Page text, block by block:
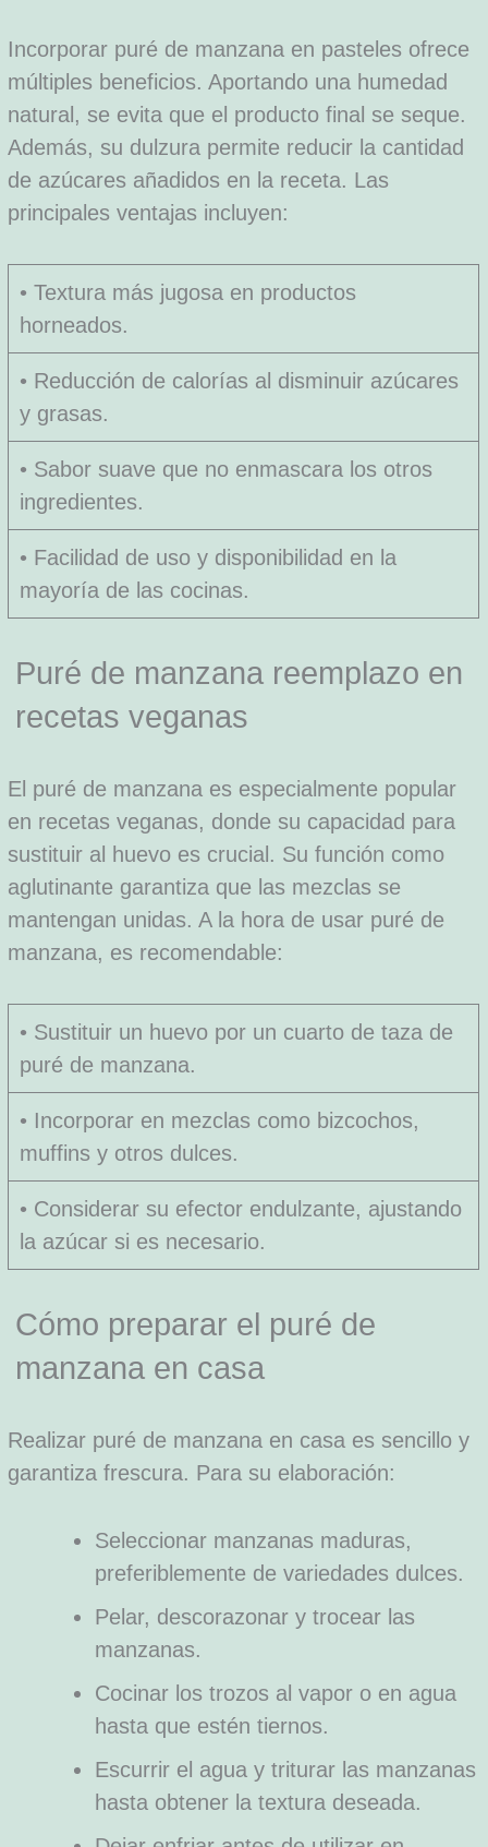
Incorporar puré de manzana en pasteles ofrece
múltiples beneficios. Aportando una humedad
natural, se evita que el producto final se seque.
Además, su dulzura permite reducir la cantidad
de azúcares añadidos en la receta. Las
principales ventajas incluyen:
• Textura más jugosa en productos
horneados.
• Reducción de calorías al disminuir azúcares
y grasas.
• Sabor suave que no enmascara los otros
ingredientes.
• Facilidad de uso y disponibilidad en la
mayoría de las cocinas.
Puré de manzana reemplazo en
recetas veganas
El puré de manzana es especialmente popular
en recetas veganas, donde su capacidad para
sustituir al huevo es crucial. Su función como
aglutinante garantiza que las mezclas se
mantengan unidas. A la hora de usar puré de
manzana, es recomendable:
• Sustituir un huevo por un cuarto de taza de
puré de manzana.
• Incorporar en mezclas como bizcochos,
muffins y otros dulces.
• Considerar su efector endulzante, ajustando
la azúcar si es necesario.
Cómo preparar el puré de
manzana en casa
Realizar puré de manzana en casa es sencillo y
garantiza frescura. Para su elaboración:
Seleccionar manzanas maduras,
preferiblemente de variedades dulces.
Pelar, descorazonar y trocear las
manzanas.
Cocinar los trozos al vapor o en agua
hasta que estén tiernos.
Escurrir el agua y triturar las manzanas
hasta obtener la textura deseada.